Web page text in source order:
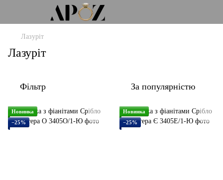
Лазуріт
Лазуріт
Фільтр За популярністю
Новинка
−25%
Новинка
−25%